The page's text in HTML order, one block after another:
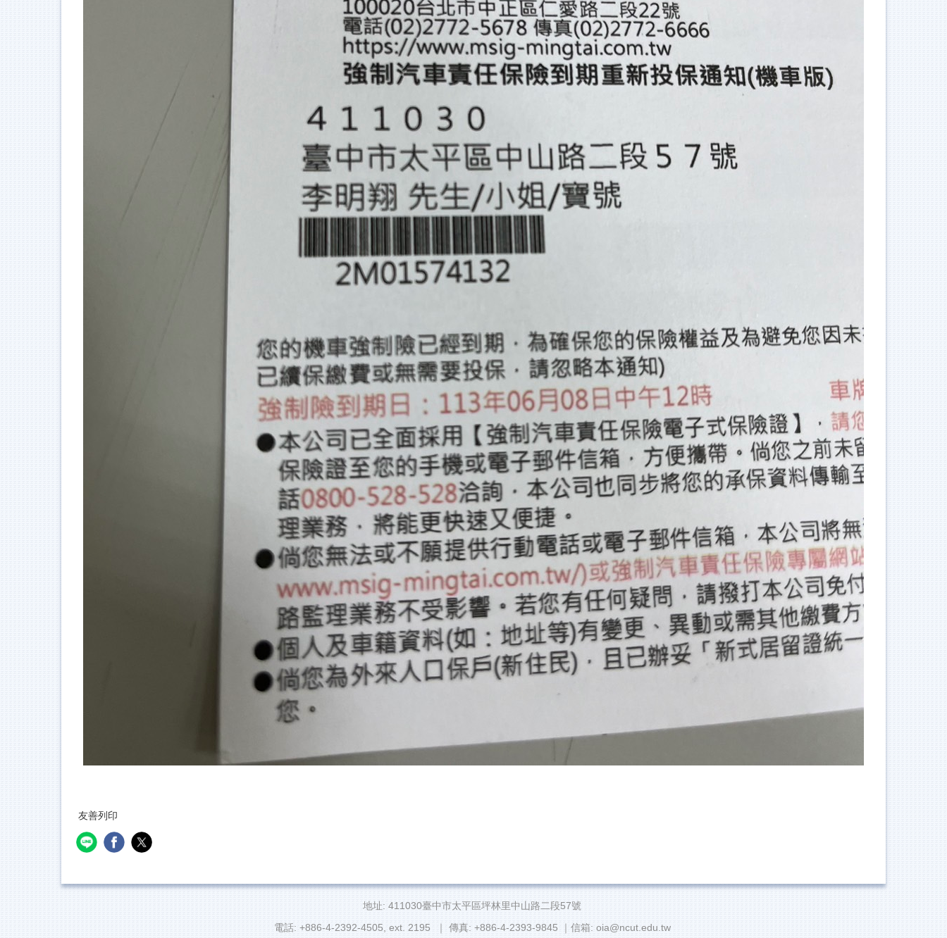
友善列印
地址: 411030臺中市太平區坪林里中山路二段57號
電話: +886-4-2392-4505, ext. 2195 ｜ 傳真: +886-4-2393-9845 ｜信箱: oia@ncut.edu.tw